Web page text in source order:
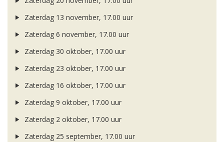
Zaterdag 13 november, 17.00 uur
Zaterdag 6 november, 17.00 uur
Zaterdag 30 oktober, 17.00 uur
Zaterdag 23 oktober, 17.00 uur
Zaterdag 16 oktober, 17.00 uur
Zaterdag 9 oktober, 17.00 uur
Zaterdag 2 oktober, 17.00 uur
Zaterdag 25 september, 17.00 uur